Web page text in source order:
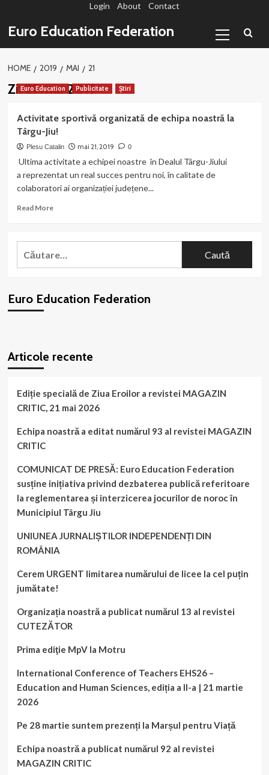
conținut
Login About Contact
Euro Education Federation
Menu
HOME 2019 MAI 21
Zi:21 mai 2019
Euro Education Publicitate Știri
Activitate sportivă organizată de echipa noastră la
Târgu-Jiu!
Plesu Catalin mai 21, 2019 0
Ultima activitate a echipei noastre în Dealul Târgu-Jiului
a reprezentat un real succes pentru noi, în calitate de
colaboratori ai organizației județene...
Read MoreRead
Activitate
sportivă
noastră
Caută
Euro Education Federation
Articole recente
Ediție specială de Ziua Eroilor a revistei MAGAZIN
CRITIC, 21 mai 2026
Echipa noastră a editat numărul 93 al revistei MAGAZIN
CRITIC
COMUNICAT DE PRESĂ: Euro Education Federation
susține inițiativa privind dezbaterea publică referitoare
la reglementarea și interzicerea jocurilor de noroc în
Municipiul Târgu Jiu
UNIUNEA JURNALIȘTILOR INDEPENDENȚI DIN
ROMÂNIA
Cerem URGENT limitarea numărului de licee la cel puțin
jumătate!
Organizația noastră a publicat numărul 13 al revistei
CUTEZĂTOR
Prima ediţie MpV la Motru
International Conference of Teachers EHS26 –
Education and Human Sciences, ediția a II-a | 21 martie
2026
Pe 28 martie suntem prezenți la Marșul pentru Viață
Echipa noastră a publicat numărul 92 al revistei
MAGAZIN CRITIC